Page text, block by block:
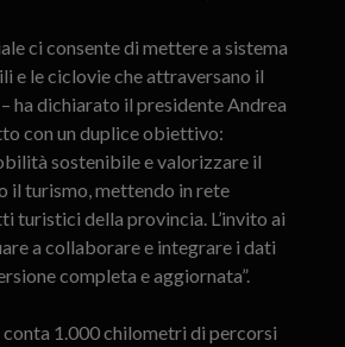
ci consente di mettere a sistema
e le ciclovie che attraversano il
ha dichiarato il presidente Andrea
con un duplice obiettivo:
sostenibile e valorizzare il
turismo, mettendo in rete
turistici della provincia. L’invito ai
a collaborare e integrare i dati
completa e aggiornata”.
conta 1.000 chilometri di percorsi